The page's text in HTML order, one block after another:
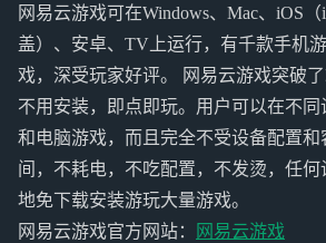
网易云游戏可在Windows、Mac、iOS（
盖）、安卓、TV上运行，有千款手机
戏，深受玩家好评。 网易云游戏突破了
不用安装，即点即玩。用户可以在不
和电脑游戏，而且完全不受设备配置和
间，不耗电，不吃配置，不发烫，任
地免下载安装游玩大量游戏。
网易云游戏官方网站：
网易云游戏